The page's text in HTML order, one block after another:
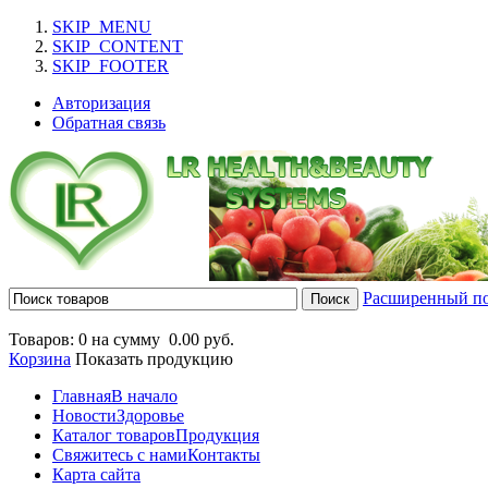
SKIP_MENU
SKIP_CONTENT
SKIP_FOOTER
Авторизация
Обратная связь
Расширенный
Товаров: 0 на сумму 0.00 руб.
Корзина Показать продукцию
ГлавнаяВ начало
НовостиЗдоровье
Каталог товаровПродукция
Свяжитесь с намиКонтакты
Карта сайта